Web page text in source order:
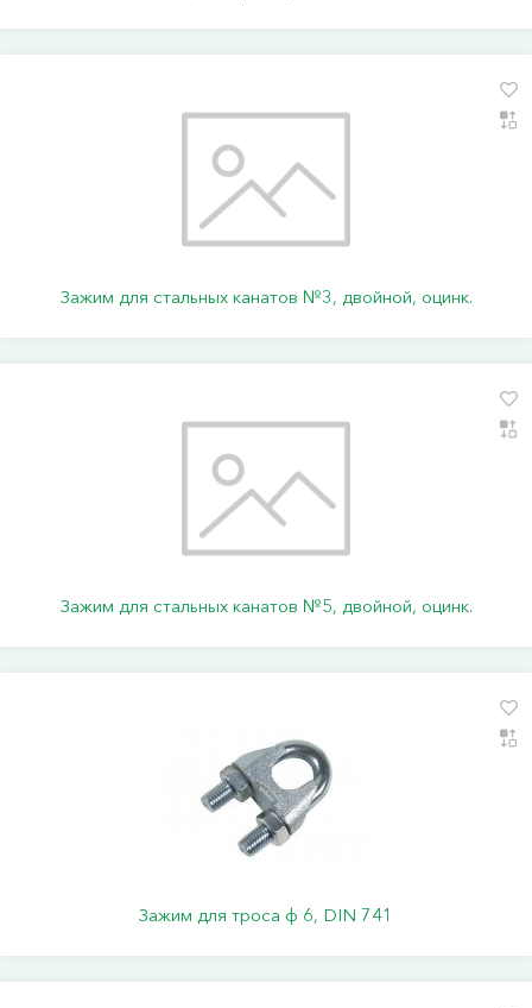
Зажим для стальных канатов №3, двойной, оцинк.
Зажим для стальных канатов №5, двойной, оцинк.
Зажим для троса ф 6, DIN 741